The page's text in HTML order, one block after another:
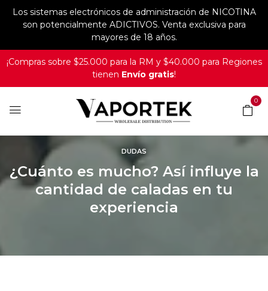
Los sistemas electrónicos de administración de NICOTINA
son potencialmente ADICTIVOS. Venta exclusiva para
mayores de 18 años.
¡Compras sobre $25.000 para la RM y $40.000 para Regiones
tienen Envío gratis!
0
DUDAS
¿Cuánto es mucho? Así influye la
cantidad de caladas en tu
experiencia